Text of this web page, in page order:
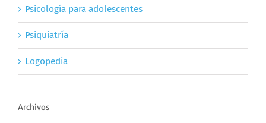
Psicología para adolescentes
Psiquiatría
Logopedia
Archivos